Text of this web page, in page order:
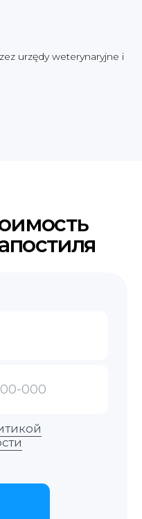
urzędy weterynaryjne i